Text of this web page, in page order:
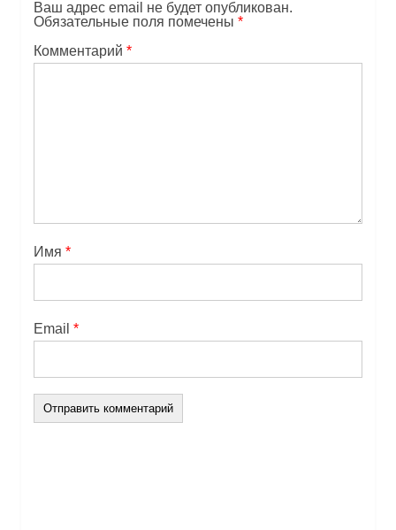
Ваш адрес email не будет опубликован.
Обязательные поля помечены *
Комментарий *
Имя *
Email *